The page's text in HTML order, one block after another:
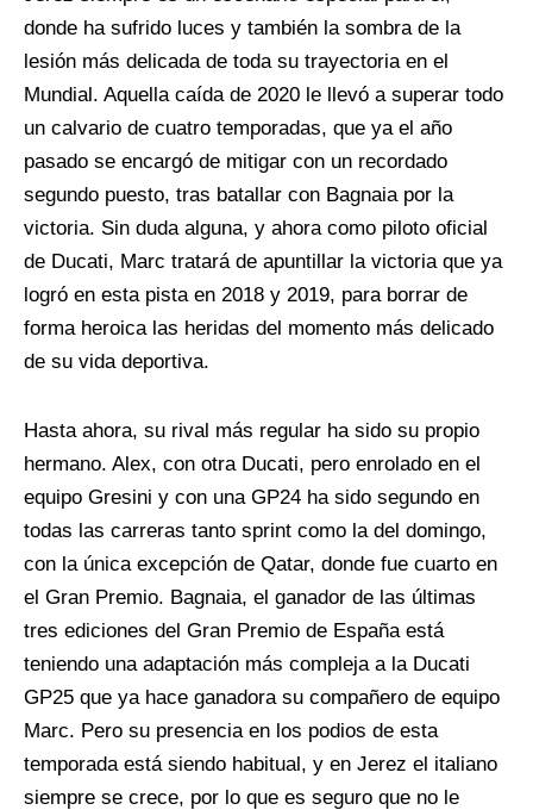
donde ha sufrido luces y también la sombra de la
lesión más delicada de toda su trayectoria en el
Mundial. Aquella caída de 2020 le llevó a superar todo
un calvario de cuatro temporadas, que ya el año
pasado se encargó de mitigar con un recordado
segundo puesto, tras batallar con Bagnaia por la
victoria. Sin duda alguna, y ahora como piloto oficial
de Ducati, Marc tratará de apuntillar la victoria que ya
logró en esta pista en 2018 y 2019, para borrar de
forma heroica las heridas del momento más delicado
de su vida deportiva.
Hasta ahora, su rival más regular ha sido su propio
hermano. Alex, con otra Ducati, pero enrolado en el
equipo Gresini y con una GP24 ha sido segundo en
todas las carreras tanto sprint como la del domingo,
con la única excepción de Qatar, donde fue cuarto en
el Gran Premio. Bagnaia, el ganador de las últimas
tres ediciones del Gran Premio de España está
teniendo una adaptación más compleja a la Ducati
GP25 que ya hace ganadora su compañero de equipo
Marc. Pero su presencia en los podios de esta
temporada está siendo habitual, y en Jerez el italiano
siempre se crece, por lo que es seguro que no le